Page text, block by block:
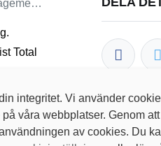
Total
OUR
integritet. Vi använder
våra webbplatser. Genom
av cookies. Du